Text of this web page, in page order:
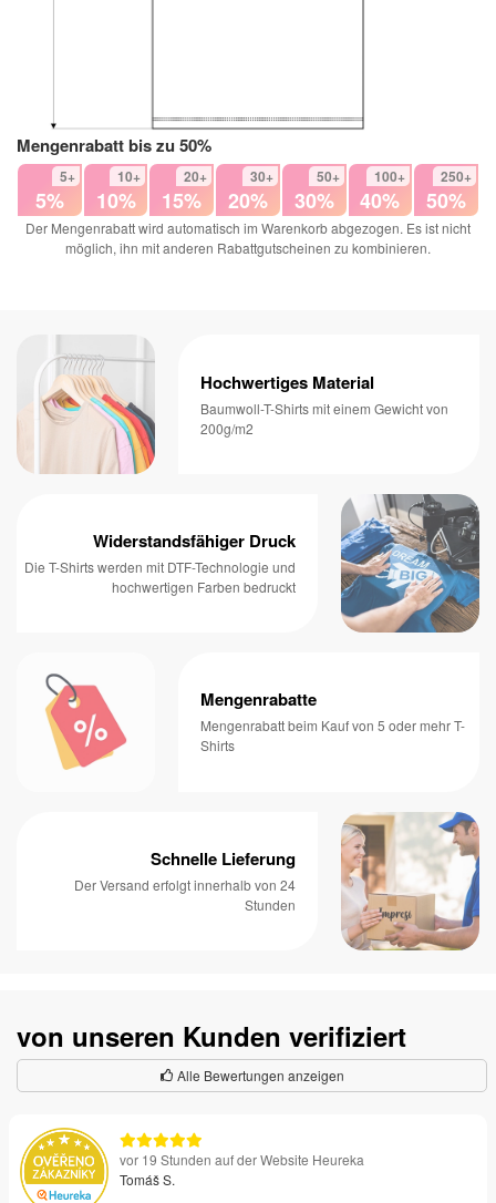
Mengenrabatt bis zu 50%
5+
5%
10+
10%
20+
15%
30+
20%
50+
30%
100+
40%
250+
50%
Der Mengenrabatt wird automatisch im Warenkorb abgezogen. Es ist nicht
möglich, ihn mit anderen Rabattgutscheinen zu kombinieren.
Hochwertiges Material
Baumwoll-T-Shirts mit einem Gewicht von
200g/m2
Widerstandsfähiger Druck
Die T-Shirts werden mit DTF-Technologie und
hochwertigen Farben bedruckt
Mengenrabatte
Mengenrabatt beim Kauf von 5 oder mehr T-
Shirts
Schnelle Lieferung
Der Versand erfolgt innerhalb von 24
Stunden
von unseren Kunden verifiziert
Alle Bewertungen anzeigen
vor 19 Stunden auf der Website Heureka
Tomáš S.